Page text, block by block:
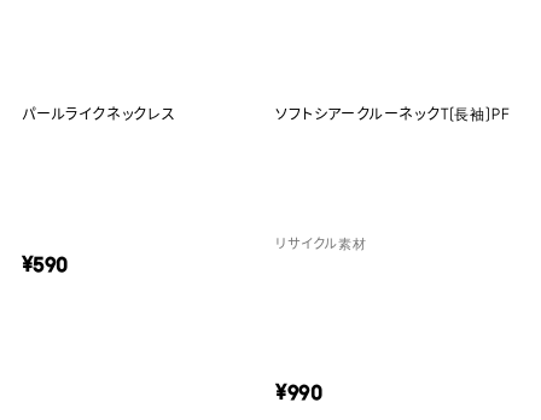
パールライクネックレス
¥590
ソフトシアークルーネックT(長袖)PF
リサイクル素材
¥990